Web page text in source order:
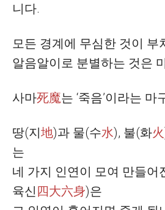
니다.
모든 경계에 무심한 것이 부
알음알이로 분별하는 것은
사마死魔는 ‘죽음’이라는 마
땅(지地)과 물(수水), 불(화火
는
네 가지 인연이 모여 만들어
육신 四大六身)은